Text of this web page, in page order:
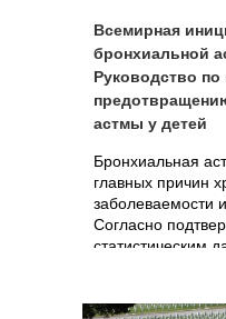
Всемирная
бронхиальной
Руководство
астмы у детей
Бронхиальная
главных причин
заболеваемости
Согласно
статистическим
коллективе.